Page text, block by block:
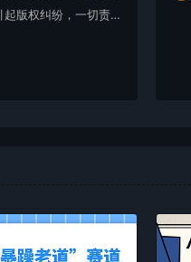
版权纠纷，一切责任